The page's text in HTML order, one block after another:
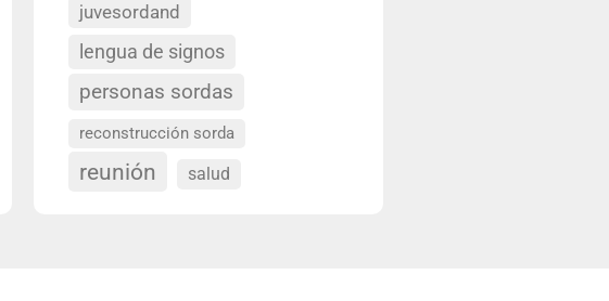
juvesordand
lengua de signos
personas sordas
reconstrucción sorda
reunión salud